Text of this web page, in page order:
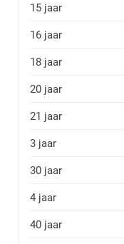
15 jaar
16 jaar
18 jaar
20 jaar
21 jaar
3 jaar
30 jaar
4 jaar
40 jaar